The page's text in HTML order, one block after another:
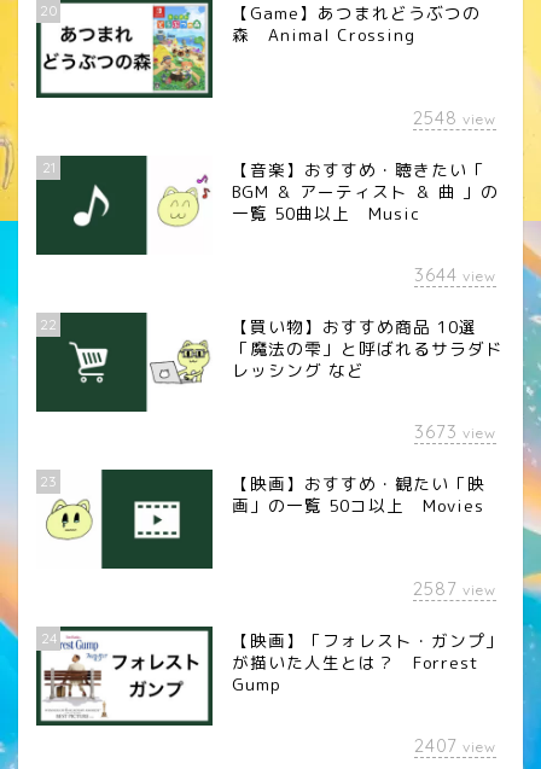
20
【Game】あつまれどうぶつの
森 Animal Crossing
2548 view
21
【音楽】おすすめ・聴きたい「
BGM ＆ アーティスト ＆ 曲 」の
一覧 50曲以上 Music
3644 view
22
【買い物】おすすめ商品 10選
「魔法の雫」と呼ばれるサラダド
レッシング など
3673 view
23
【映画】おすすめ・観たい「映
画」の一覧 50コ以上 Movies
2587 view
24
【映画】「フォレスト・ガンプ」
が描いた人生とは？ Forrest
Gump
2407 view